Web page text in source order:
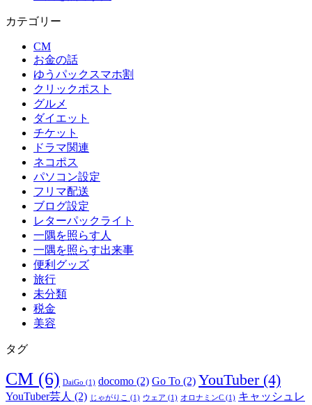
カテゴリー
CM
お金の話
ゆうパックスマホ割
クリックポスト
グルメ
ダイエット
チケット
ドラマ関連
ネコポス
パソコン設定
フリマ配送
ブログ設定
レターパックライト
一隅を照らす人
一隅を照らす出来事
便利グッズ
旅行
未分類
税金
美容
タグ
CM (6) DaiGo (1) docomo (2) Go To (2) YouTuber(4)
YouTuber芸人 (2) じゃがりこ (1) ウェア (1) オロナミンC (1) キャッシュレ